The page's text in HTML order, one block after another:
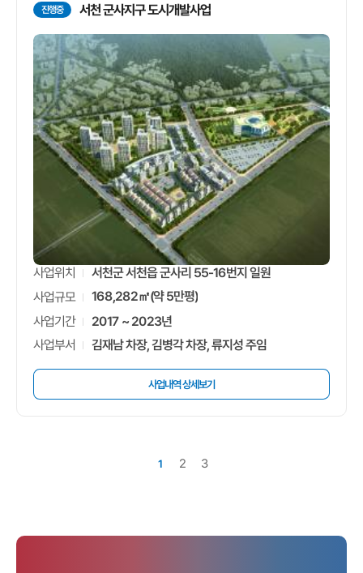
진행중 서천 군사지구 도시개발사업
사업위치 서천군 서천읍 군사리 55-16번지 일원
사업규모 168,282㎡(약 5만평)
사업기간 2017 ~ 2023년
사업부서 김재남 차장, 김병각 차장, 류지성 주임
사업내역 상세보기
현1 2 3